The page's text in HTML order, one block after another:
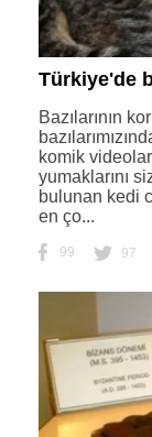
Türkiye'de
Bazılarının
komik
yumaklarını
bulunan kedi
en ço...
99 97